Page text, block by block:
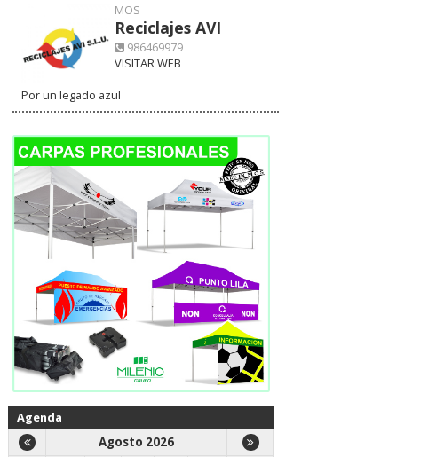
MOS
Reciclajes AVI
986469979
VISITAR WEB
Por un legado azul
Agenda
Agosto 2026